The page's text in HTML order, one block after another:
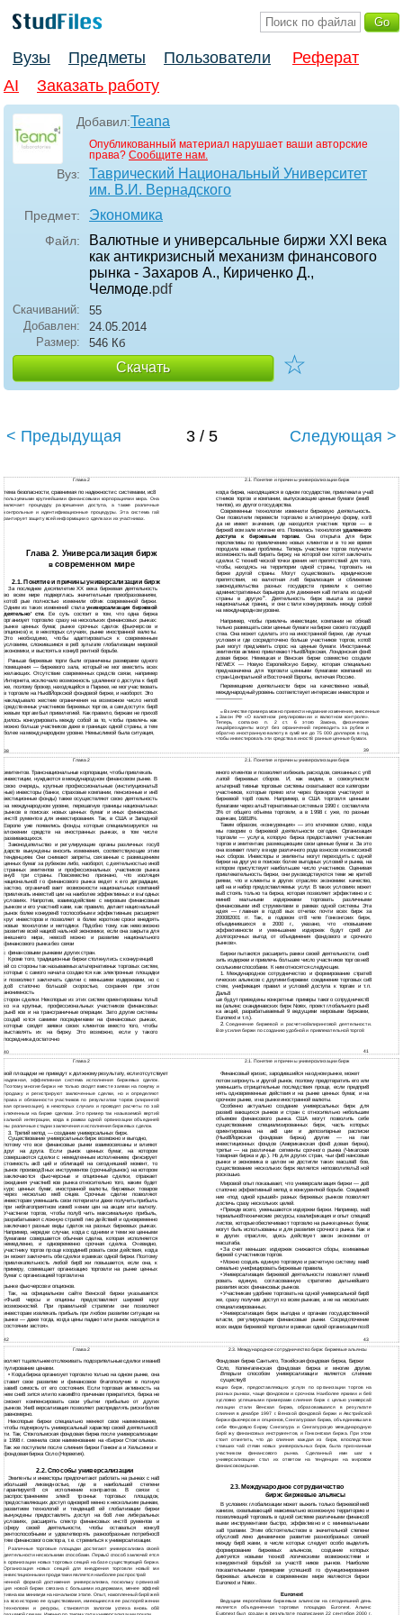
Вузы Предметы Пользователи
Реферат
AI
Заказать работу
Добавил:Teana
Опубликованный материал нарушает ваши авторские
права? Сообщите нам.
Вуз:
Таврический Национальный Университет
им. В.И. Вернадского
Предмет: Экономика
Файл:
Валютные и универсальные биржи XXI века
как антикризисный механизм финансового
рынка - Захаров А., Кириченко Д.,
Челмоде.pdf
Скачиваний:
55
Добавлен:
24.05.2014
Размер:
546 Кб
Скачать ☆
< Предыдущая 3 / 5 Следующая >
Глава 2
тема безопасности, сравнимая по надежности с системами, ис8
пользуемыми крупнейшими финансовыми корпорациями мира. Она
включает процедуру разрешения доступа, а также различные
контрольные и идентификационные процедуры. Эта система га8
рантирует защиту всей информации о сделках и их участниках.
Глава 2. Универсализация бирж
в современном мире
2.1. Понятие и причины универсализации бирж
За последнее десятилетие XX века биржевая деятельность
во всем мире подверглась значительным преобразованиям,
кото8 рые полностью изменили облик современной биржи.
Одним из таких изменений сталауниверсализация биржевой
деятельно' сти.Ее суть состоит в том, что одна биржа
организует торговлю сразу на нескольких финансовых рынках:
рынке ценных бумаг, рынке срочных сделок (фьючерсов и
опционов) и, в некоторых случаях, рынке иностранной валюты.
Это необходимо, чтобы адаптироваться к современным
условиям, сложившимся в ре8 зультате глобализации мировой
экономики, и выстоять в конку8 рентной борьбе.
Раньше биржевые торги были ограничены размерами одного
помещения — биржевого зала, который не мог вместить всех
желающих. Отсутствие современных средств связи, например
Интернета, исключало возможность удаленного доступа к бир8
же, поэтому брокер, находящийся в Париже, не мог участвовать
в торговле на Нью8Йоркской фондовой бирже, и наоборот. Это
накладывало жесткие ограничения на возможное число непо8
средственных участников биржевых торгов, а сам доступ к бир8
жевым торгам был привилегией. Как правило, биржам не прихо8
дилось конкурировать между собой за то, чтобы привлечь как
можно больше участников даже в границах одной страны, а тем
более на международном уровне. Немыслимой была ситуация,
2.1. Понятие и причины универсализации бирж
когда биржа, находящаяся в одном государстве, привлекала уча8
стников торгов и компании, выпускающие ценные бумаги (эми8
тентов), из другого государства.
Современные технологии изменили биржевую деятельность.
Они позволили перевести торговлю в электронную форму, ког8
да не имеет значения, где находится участник торгов — в
бирже8 вом зале или вне его. Появилась технологияудаленного
доступа к биржевым торгам. Она открыла для бирж
перспективы по привлечению новых клиентов и в то же время
породила новые проблемы. Теперь участники торгов получили
возможность вы8 бирать биржу, на которой они хотят заключать
сделки. С техни8 ческой точки зрения нет препятствий для того,
чтобы, находясь на территории одной страны, торговать на
бирже другой страны. Могут существовать юридические
препятствия, но валютная ли8 берализация и сближение
законодательства разных государств привели к снятию
административных барьеров для движения ка8 питала из одной
страны в другую
. Деятельность бирж вышла за рамки
национальных границ, и они стали конкурировать между собой
на международном уровне.
Например, чтобы привлечь инвестиции, компании не обяза8
тельно размещать свои ценные бумаги на бирже своего государ8
ства. Она может сделать это на иностранной бирже, где лучше
условия и где сосредоточено больше участников торгов, кото8
рые могут предъявить спрос на ценные бумаги. Иностранных
эмитентов активно привлекают Нью8Йоркская, Лондонская фон8
довая биржи. Немецкая и Венская биржи совместно создали
NEWEX — Новую Европейскую Биржу, которая специально
предназначена для торговли ценными бумагами компаний из
стран Центральной и Восточной Европы, включая Россию.
Перемещение деятельности бирж на качественно новый,
международный уровень соответствует интересам инвесторов и
В качестве примера можно привести недавние изменения, внесенные
в Закон РФ «О валютном регулировании и валютном контроле».
Теперь, согласно п. 2 ст. 6 этого Закона, физические
лица8резиденты могут без ограничений переводить за рубеж и
обратно иностранную валюту в сум8 ме до 75 000 долларов в год,
чтобы инвестировать эти средства в иност8 ранные ценные бумаги.
38 39
Глава 2
эмитентов. Транснациональные корпорации, чтобы привлекать
инвестиции, нуждаются в международном финансовом рынке. В
свою очередь, крупные профессиональные (институциональ8
ные) инвесторы (банки, страховые компании, пенсионные и ин8
вестиционные фонды) также осуществляют свою деятельность
на международном уровне, перешагнув границы национальных
рынков в поисках новых ценных бумаг и иных финансовых
инст8 рументов для инвестирования. Так, в США и Западной
Европе уже появились фонды, которые специализируется на
вложении средств на иностранных рынках, в том числе
развивающихся.
Законодательство и регулирующие органы различных госу8
дарств вынуждены вносить изменения, соответствующие этим
тенденциям. Они снимают запреты, связанные с размещением
ценных бумаг за рубежом либо, наоборот, с деятельностью ино8
странных эмитентов и профессиональных участников рынка
вну8 три страны. Повсеместно признано, что изоляция
национально8 го финансового рынка ведет к его деградации,
застою, ограничи8 вает возможности национальных компаний
привлекать инвести8 ции на наиболее эффективных и выгодных
условиях. Напротив, взаимодействие с мировым финансовым
рынком и его участни8 ками, как правило, делает национальный
рынок более конкурен8 тоспособным и эффективным, расширяет
круг инвесторов и позволяет в более короткие сроки внедрять
новые технологии и методики. Подобно тому, как невозможно
развитие всей нацио8 нальной экономики, если она закрыта для
внешнего мира, невоз8 можно и развитие национального
финансового рынка без связи
с финансовыми рынками других стран.
Кроме того, традиционные биржи столкнулись с конкуренци8
ей со стороны так называемых альтернативных торговых систем,
которые с самого начала создаются как электронные площадки
и позволяют заключать сделки с меньшими издержками, но с
до8 статочно большой скоростью, сохраняя при этом
анонимность
сторон сделки. Некоторые из этих систем ориентированы толь8
ко на крупных, профессиональных участников финансовых
рын8 ков и на трансграничные операции. Зато другие системы
созда8 ются самими посредниками на финансовых рынках,
которые сводят заявки своих клиентов вместо того, чтобы
выставлять их на биржу. Это возможно, если у такого
посредника достаточно
2.1. Понятие и причины универсализации бирж
много клиентов и позволяет избежать расходов, связанных с уп8
латой биржевых сборов. И, как видим, в совокупности
альтерна8 тивные торговые системы охватывают все категории
участников, которые прямо или через брокеров участвуют в
биржевой тор8 говле. Например, в США торговля ценными
бумагами через аль8 тернативные системы в 1990 г. составляла
3% от общего объема торговли, а в 1998 г. уже, по разным
оценкам, 16818%.
Таким образом, «конкуренция» — это ключевое слово, когда
мы говорим о биржевой деятельности сегодня. Организация
торговли — услуга, которую биржа предоставляет участникам
торгов и эмитентам, размещающим свои ценные бумаги. За это
она взимает плату в виде различного рода взносов и комиссион8
ных сборов. Инвесторы и эмитенты могут переходить с одной
биржи на другую в поисках более выгодных условий и рынка, на
котором присутствует наибольшее число участников. Оценивая
привлекательность биржи, они руководствуются теми же крите8
риями, что и клиенты в других отраслях экономики: качество,
це8 на и набор предоставляемых услуг. В таких условиях может
вы8 стоять только та биржа, которая позволяет эффективно и с
мини8 мальными издержками торговать различными
финансовыми ин8 струментами в рамках одной системы. Эта
идея — главная в годо8 вых отчетах почти всех бирж за
200082001 гг. Так, в годовом от8 чете Гонконгских бирж,
объединившихся в 2000 г., указано, что «повышение
эффективности и уменьшение издержек будут сре8 ди
долгосрочных выгод от объединения фондового и срочного
рынков».
Биржи пытаются расширить рамки своей деятельности, сни8
зить издержки и привлечь большее число участников торгов не8
сколькими способами. К ним относятся следующие.
1.
Международное сотрудничество и формирование страте8
гических альянсов с другими биржами: соединение торговых си8
стем, унификация правил и условий доступа к торгам и т.п.
Даль8
ше будут приведены конкретные примеры такого сотрудничест8
ва (альянс скандинавских бирж Norex, проект глобального рын8
ка акций, разрабатываемый 9 ведущими мировыми биржами,
Euronext и т.п.).
2. Соединение биржевой и расчетно8клиринговой деятельности.
Все усилия биржи по созданию удобной и привлекательной торго8
40
41
Глава 2
вой площадки не приведут к должному результату, если отсутствует
надежная, эффективная система исполнения биржевых сделок.
Поэтому многие биржи не только сводят вместе заявки на покупку и
продажу и регистрируют заключенные сделки, но и определяют
права и обязанности участников по результатам торгов (клиринго8
вая организация), в некоторых случаях и проводят расчеты по за8
ключенным на бирже сделкам. Это пример так называемой верти8
кальной интеграции, когда в рамках одной организации объедине8
ны различные стадии заключения и исполнения биржевых сделок.
3. Третий метод — создание универсальных бирж.
Существование универсальных бирж возможно и выгодно,
потому что все финансовые рынки взаимосвязаны и влияют
друг на друга. Если рынок ценных бумаг, на котором
совершаются сделки с немедленным исполнением, фиксирует
стоимость ак8 ций и облигаций на сегодняшний момент, то
рынок производ8 ных инструментов (срочный рынок), на котором
заключаются фьючерсные и опционные сделки, отражает
ожидания участни8 ков рынка относительно того, каким будет
курс ценных бумаг, иностранной валюты, биржевых товаров
через несколько ме8 сяцев. Срочные сделки позволяют
инвесторам уменьшить свои потери или даже получить прибыль
при неблагоприятном изме8 нении цен на акции или валюту.
Участники торгов, чтобы полу8 чить максимальную прибыль,
разрабатывают сложную страте8 гию действий и одновременно
заключают разные виды сделок на разных биржевых рынках.
Например, нередки случаи, когда с одними и теми же ценными
бумагами совершается обычная сделка, которая исполняется
немедленно, и одновременно срочная сделка. Очевидно,
участнику торгов проще координи8 ровать свои действия, когда
он может заключить обе сделки в рамках одной биржи. Поэтому
привлекательность любой бир8 жи повышается, если она, к
примеру, совмещает организацию торговли на рынке ценных
бумаг с организацией торговли на
рынке фьючерсов и опционов.
Так, на официальном сайте Венской биржи указывается:
«Фью8 черсы и опционы предоставляют широкий круг
возможностей. При правильной стратегии они позволяют
инвесторам извлекать прибыль при любом развитии ситуации на
рынке — даже тогда, когда цены падают или рынок находится в
состоянии застоя».
2.1. Понятие и причины универсализации бирж
Финансовый кризис, зародившийся на одном рынке, может
потом затронуть и другой рынок, поэтому предотвратить его или
уменьшить отрицательные последствия проще, если предпри8
нять одновременные действия и на рынке ценных бумаг, и на
срочном рынке, и на рынке иностранной валюты.
Особенно актуально создание универсальных бирж для
разви8 вающихся рынков и стран с относительно небольшим
объемом финансового рынка. США могут позволить себе
существование специализированных бирж, часть которых
ориентирована на ак8 ции и депозитарные расписки
(Нью8Йоркская фондовая биржа), другие — на паи
инвестиционных фондов (Американская фон8 довая биржа),
третьи — на различные сегменты срочного рынка (Чикагская
товарная биржа и др.). Но для других стран, чьи фи8 нансовые
рынки и экономика в целом не достигли таких масшта8 бов,
существование нескольких бирж является непозволитель8 ной
роскошью.
Мировой опыт показывает, что универсализация биржи — до8
статочно эффективный метод в конкурентной борьбе. Соедине8
ние «под одной крышей» разных биржевых рынков позволяет
достичь сразу нескольких целей.
• Прежде всего, уменьшаются издержки биржи. Например, ма8
териально8технические ресурсы, квалификация и опыт специа8
листов, которые обеспечивают торговлю на рынке ценных бумаг,
могут быть использованы и для развития срочного рынка. Как и
в других отраслях, здесь действует закон экономии от
масштаба.
•За счет меньших издержек снижаются сборы, взимаемые
биржей с участников торгов.
•Можно создать единую торговую и расчетную систему, мак8
симально унифицировать биржевые правила.
• Универсализация биржевой деятельности позволяет плани8
ровать единую, согласованную стратегию дальнейшего
развития всех финансовых рынков.
•Участникам удобнее торговать на одной универсальной бир8
же, сразу получив доступ ко всем рынкам, а не на нескольких
специализированных.
• Универсализация бирж выгодна и органам государственной
власти, регулирующим финансовые рынки. Сосредоточение
всех видов биржевой торговли в рамках одной организации поз8
42
43
Глава 2
воляет тщательнее отслеживать подозрительные сделки и мани8
пулирование ценами.
• Когда биржа организует торговлю только на одном рынке, она
ставит свое развитие и финансовое благополучие в полную
зави8 симость от его состояния. Если торговая активность на
нем сни8 зится или по каким8то причинам прекратится, биржа не
сможет компенсировать свои убытки прибылью от других
рынков. Уни8 версализация позволяет распределять риски более
равномерно.
Некоторые биржи специально меняют свое наименование,
чтобы подчеркнуть универсальный характер своей деятельнос8
ти. Так, Стокгольмская фондовая биржа после универсализации
в 1998 г. сменила свое наименование на «Биржи Стокгольма».
Так же поступили после слияния биржи Гонконга и Хельсинки и
фондовая биржа Осло (Норвегия).
2.2. Способы универсализации
Эмитенты и инвесторы предпочитают работать на рынках с на8
ибольшей ликвидностью, где в наибольшей степени
гарантирует8 ся исполнение контрактов. В связи с
распространением элек8 тронных торговых площадок,
предоставляющих доступ одновре8 менно к нескольким рынкам,
развитием технологий и тенденци8 ей глобализации биржи
вынуждены предоставлять доступ на бо8 лее либеральных
условиях, расширять спектр финансовых инст8 рументов и
сферу своей деятельности, чтобы оставаться конку8
рентоспособными и удовлетворять разнообразным потребнос8
тям финансового сектора, т.е. стремиться к универсализации.
Различные торговые площадки достигают универсализма своей
деятельности несколькими способами. Первый способ заключа8 ется
в организации новых торговых секций на базе существующей биржи.
Организация новых секций для внедрения торговли новы8 ми
инвестиционными продуктами является наиболее распростра8
ненной формой достижения универсализма, поскольку организа8
ция новой биржи связана с большими издержками, менее эффек8
тивна как минимум на начальном этапе. Опыт, накопленный бир8 жей
за всю историю ее существования, имеющиеся в ее распоря8 жении
технологии и ресурсы, становятся залогом успеха вновь об8
2.3. Международное сотрудничество бирж: биржевые альянсы
Фондовая биржа Сантьяго, Токийская фондовая биржа, Биржи
Осло, Копенгагенская фондовая биржа и многие другие.
Вторымспособом универсализации является слияние
существу8
ющих бирж, предоставляющих услуги по организации торгов на
разных рынках, чаще фондовом и срочном. Наиболее яркими и бе8
зусловно успешными примерами слияния бирж с целью универса8
лизации стали Венская биржа, образовавшаяся в результате
слияния в декабре 1997 г. Венской фондовой биржи и Австрийской
биржи фьючерсов и опционов, Сингапурская биржа, объединившая в
себе Фондовую биржу Сингапура и Сингапурскую международную
бир8 жу финансовых инструментов, и Гонконгская биржа. При этом
стоит отметить, что до слияния каждая из бирж, впоследствии
ставших ча8 стями новых универсальных бирж, была признанным
участником финансового рынка. Сделанный ими шаг к
универсализации стал их ответом на тенденции на мировом
финансовом рынке.
2.3. Международное сотрудничество
бирж: биржевые альянсы
В условиях глобализации может выжить только биржевой ме8
ханизм, охватывающий максимально возможную территорию и
позволяющий торговать в одной системе различными финансо8
выми инструментами быстро, эффективно и с минимальными
за8 тратами. Этим обстоятельством в значительной степени
обуслов8 лено динамичное развитие разнообразных связей
между бир8 жами, в числе которых следует особо выделить
формирование биржевых альянсов, создание которых
диктуется новыми техно8 логическими возможностями и
конкурентной борьбой за участ8 ников рынков. Наиболее
показательными примерами успешно8 го функционирования
биржевых альянсов в современном мире являются биржи
Euronext и Norex.
Euronext
Ведущим европейским биржевым альянсом на сегодняшний день
является объединенная торговая площадка Euronext. Альянс